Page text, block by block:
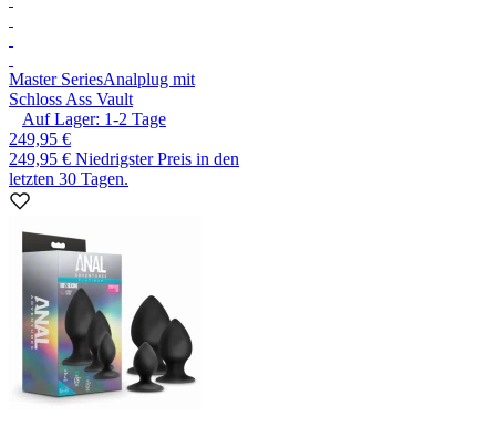
Master SeriesAnalplug mit
Schloss Ass Vault
Auf Lager: 1-2 Tage
249,95 €
249,95 € Niedrigster Preis in den
letzten 30 Tagen.